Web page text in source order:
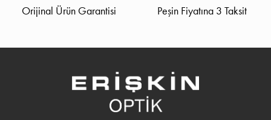
Orijinal Ürün Garantisi Peşin Fiyatına 3 Taksit